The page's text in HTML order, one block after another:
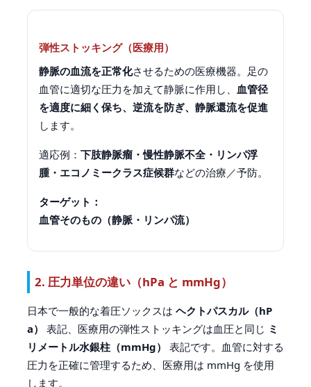
弾性ストッキング（医療用）
静脈の血流を正常化させるための医療機器。足の
血管に適切な圧力を加えて静脈に作用し、 血管径
を適度に細く保ち、逆流を防ぎ、静脈還流を促進
します。
適応例： 下肢静脈瘤・慢性静脈不全・リンパ浮
腫・エコノミークラス症候群などの治療／予防。
ターゲット：
血管そのもの （静脈・リンパ流）
2. 圧力単位の違い（hPa と mmHg）
日本で一般的な着圧ソックスは ヘクトパスカル（hP
a）
表記、医療用の弾性ストッキングは血圧と同じ ミ
リメートル水銀柱（mmHg）
表記です。血管に対する
圧力を正確に管理するため、医療用は mmHg を使用
します。